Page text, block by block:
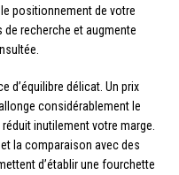
positionnement de votre
recherche et augmente
d’équilibre délicat. Un prix
considérablement le
inutilement votre marge.
la comparaison avec des
d’établir une fourchette